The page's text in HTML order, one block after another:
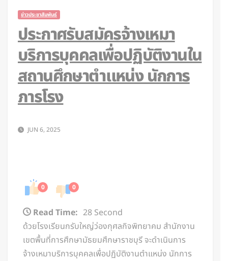
ข่าวประชาสัมพันธ์
ประกาศรับสมัครจ้างเหมา
บริการบุคคลเพื่อปฏิบัติงานใน
สถานศึกษาตำแหน่ง นักการ
ภารโรง
JUN 6, 2025
0 0
Read Time: 28 Second
ด้วยโรงเรียนกรับใหญ่ว่องกุศลกิจพิทยาคม สำนักงาน
เขตพื้นที่การศึกษามัธยมศึกษาราชบุรี จะดำเนินการ
จ้างเหมาบริการบุคคลเพื่อปฏิบัติงานตำแหน่ง นักการ